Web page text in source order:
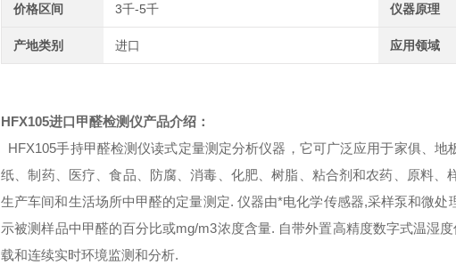
价格区间 3千-5千 仪器原理
产地类别 进口 应用领域
HFX105进口甲醛检测仪产品介绍：
HFX105手持甲醛检测仪读式定量测定分析仪器，它可广泛应用于家俱、
纸、制药、医疗、食品、防腐、消毒、化肥、树脂、粘合剂和农药、原料、
生产车间和生活场所中甲醛的定量测定. 仪器由*电化学传感器,采样泵和微
示被测样品中甲醛的百分比或mg/m3浓度含量. 自带外置高精度数字式温湿
载和连续实时环境监测和分析.